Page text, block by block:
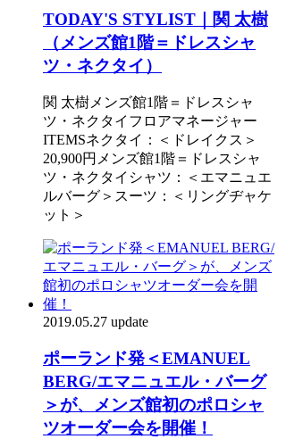
TODAY'S STYLIST｜関 太樹
（メンズ館1階＝ドレスシャ
ツ・ネクタイ）
関 太樹メンズ館1階＝ドレスシャ
ツ・ネクタイフロアマネージャー
ITEMSネクタイ：＜ドレイクス＞
20,900円メンズ館1階＝ドレスシャ
ツ・ネクタイシャツ：＜エマニュエ
ルバーグ＞スーツ：＜リングヂャケ
ット＞
2019.05.27 update
ポーランド発＜EMANUEL
BERG/エマニュエル・バーグ
＞が、メンズ館初のポロシャ
ツオーダー会を開催！